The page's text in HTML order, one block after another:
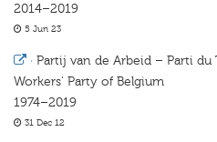
2014–2019
5 Jun 23
· Partij van de Arbeid – Parti du
Workers' Party of Belgium
1974–2019
31 Dec 12